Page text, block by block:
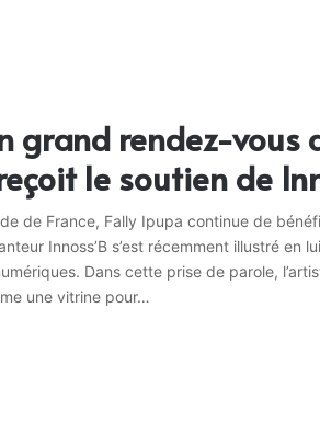
grand rendez-vous
le soutien de
de France, Fally Ipupa continue de
Innoss’B s’est récemment illustré en
Dans cette prise de parole,
une vitrine pour…